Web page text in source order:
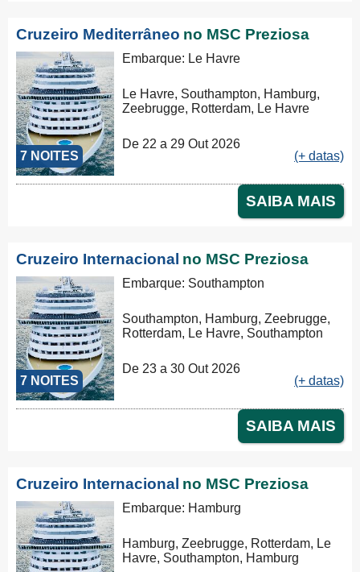
Cruzeiro Mediterrâneo no MSC Preziosa
7 NOITES
Embarque: Le Havre
Le Havre, Southampton, Hamburg,
Zeebrugge, Rotterdam, Le Havre
De 22 a 29 Out 2026
(+ datas)
SAIBA MAIS
Cruzeiro Internacional no MSC Preziosa
7 NOITES
Embarque: Southampton
Southampton, Hamburg, Zeebrugge,
Rotterdam, Le Havre, Southampton
De 23 a 30 Out 2026
(+ datas)
SAIBA MAIS
Cruzeiro Internacional no MSC Preziosa
Embarque: Hamburg
Hamburg, Zeebrugge, Rotterdam, Le
Havre, Southampton, Hamburg